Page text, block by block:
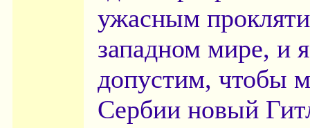
ужасным
западном мире, и
допустим, чтобы
Сербии новый